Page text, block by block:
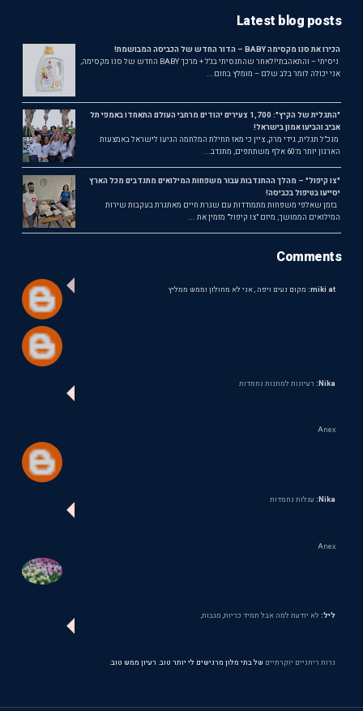
Latest blog posts
הכירו את סנו מקסימה BABY – הדור החדש של הכביסה המבושמת!
ניסיתי – והתאהבתי!לאחר שהתנסיתי בג'ל + מרכך BABY החדש של סנו מקסימה,
אני יכולה לומר בלב שלם – מומלץ בחום...
"התגלית של הקיץ": 1,700 צעירים יהודים מרחבי העולם התאחדו באמפי תל
אביב והביעו אמון בישראל!
מנכ"ל תגלית, גידי מרק, ציין כי מאז תחילת המלחמה הגיעו לישראל באמצעות
הארגון יותר מ־60 אלף משתתפים, מתנדב...
"צו קיפול" – מהלך ההתנדבות עבור משפחות המילואים מתנדבים מכל הארץ
יסייעו בטיפול בכביסה!
בזמן שאלפי משפחות מתמודדות עם שגרת חיים מאתגרת בעקבות שירות
המילואים הממושך, מיזם "צו קיפול" מזמין את ...
Comments
miki at: מקום נעים ויפה , אני לא מחולון וממש ממליץ
Nika: רעיונות למתנות נחמדות
Anex
Nika: עגלות נחמדות
Anex
ליל: לא יודעת למה אבל תמיד כריות, מגבות,
נרות ריחניים יוקרתיים של בתי מלון מרגישים לי יותר טוב. רעיון ממש טוב.